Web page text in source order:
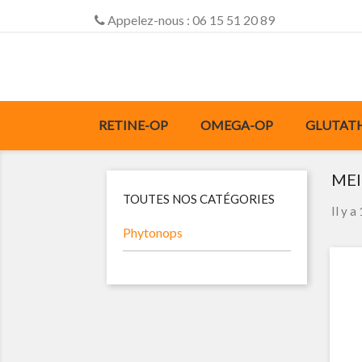
Appelez-nous : 06 15 51 20 89
RETINE-OP OMEGA-OP
TOUTES NOS CATÉGORIES
Phytonops
Il y a